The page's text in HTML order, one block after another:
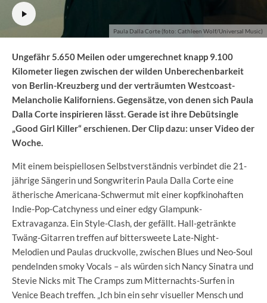
Paula Dalla Corte (foto: Cathleen Wolf/Universal Music)
Ungefähr 5.650 Meilen oder umgerechnet knapp 9.100
Kilometer liegen zwischen der wilden Unberechenbarkeit
von Berlin-Kreuzberg und der verträumten Westcoast-
Melancholie Kaliforniens. Gegensätze, von denen sich Paula
Dalla Corte inspirieren lässt. Gerade ist ihre Debütsingle
„Good Girl Killer“ erschienen. Der Clip dazu: unser Video der
Woche.
Mit einem beispiellosen Selbstverständnis verbindet die 21-
jährige Sängerin und Songwriterin Paula Dalla Corte eine
ätherische Americana-Schwermut mit einer kopfkinohaften
Indie-Pop-Catchyness und einer edgy Glampunk-
Extravaganza. Ein Style-Clash, der gefällt. Hall-getränkte
Twäng-Gitarren treffen auf bittersweete Late-Night-
Melodien und Paulas druckvolle, zwischen Blues und Neo-Soul
pendelnden smoky Vocals – als würden sich Nancy Sinatra und
Stevie Nicks mit The Cramps zum Mitternachts-Surfen in
Venice Beach treffen. „Ich bin ein sehr visueller Mensch und